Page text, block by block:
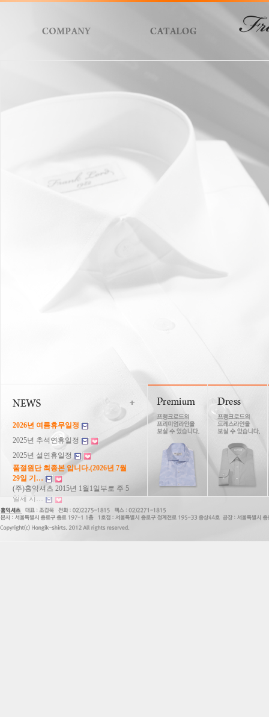
2026년 여름휴무일정
2025년 추석연휴일정
2025년 설연휴일정
품절원단 최종본 입니다.(2026년 7월
29일 기…
(주)홍익셔츠 2015년 1월1일부로 주 5
일제 시…